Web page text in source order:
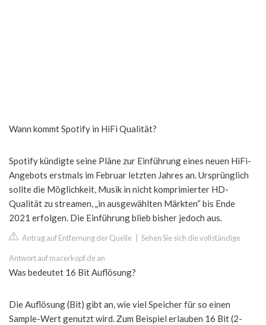
Wann kommt Spotify in HiFi Qualität?
Spotify kündigte seine Pläne zur Einführung eines neuen HiFi-
Angebots erstmals im Februar letzten Jahres an. Ursprünglich
sollte die Möglichkeit, Musik in nicht komprimierter HD-
Qualität zu streamen, „in ausgewählten Märkten“ bis Ende
2021 erfolgen. Die Einführung blieb bisher jedoch aus.
Antrag auf Entfernung der Quelle Sehen Sie sich die vollständige
Antwort auf macerkopf.de an
Was bedeutet 16 Bit Auflösung?
Die Auflösung (Bit) gibt an, wie viel Speicher für so einen
Sample-Wert genutzt wird. Zum Beispiel erlauben 16 Bit (2-